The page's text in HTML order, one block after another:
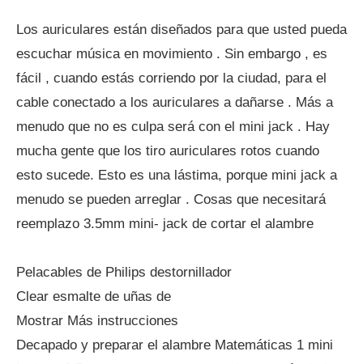
Los auriculares están diseñados para que usted pueda
escuchar música en movimiento . Sin embargo , es
fácil , cuando estás corriendo por la ciudad, para el
cable conectado a los auriculares a dañarse . Más a
menudo que no es culpa será con el mini jack . Hay
mucha gente que los tiro auriculares rotos cuando
esto sucede. Esto es una lástima, porque mini jack a
menudo se pueden arreglar . Cosas que necesitará
reemplazo 3.5mm mini- jack de cortar el alambre
Pelacables de Philips destornillador
Clear esmalte de uñas de
Mostrar Más instrucciones
Decapado y preparar el alambre Matemáticas 1 mini